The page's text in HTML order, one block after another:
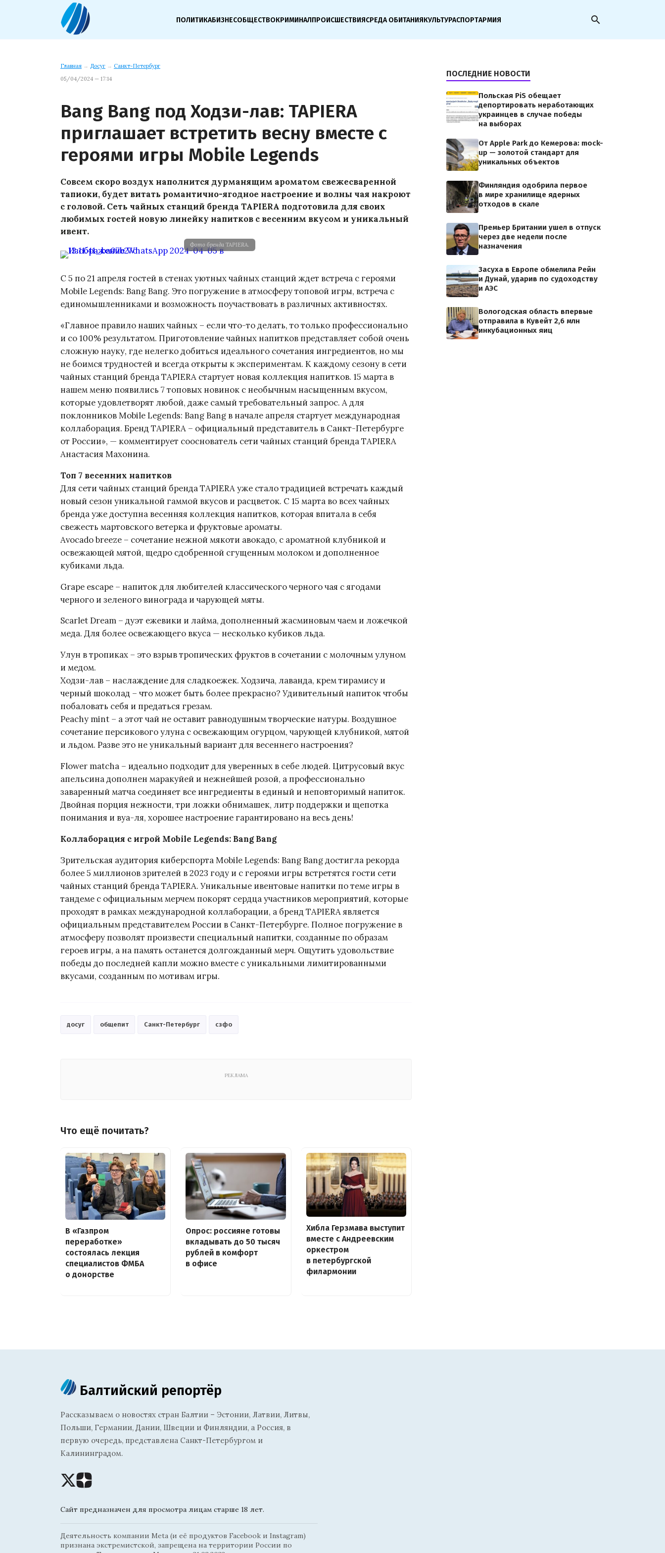
ПОЛИТИКАБИЗНЕСОБЩЕСТВОКРИМИНАЛПРОИСШЕСТВИЯСРЕДА ОБИТАНИЯКУЛЬТУРАСПОРТАРМИЯ search
Главная → Досуг → Санкт-Петербург
05/04/2024 — 17:14
Bang Bang под Ходзи-лав: TAPIERA
приглашает встретить весну вместе с
героями игры Mobile Legends
Совсем скоро воздух наполнится дурманящим ароматом свежесваренной
тапиоки, будет витать романтично-ягодное настроение и волны чая накроют
с головой. Сеть чайных станций бренда TAPIERA подготовила для своих
любимых гостей новую линейку напитков с весенним вкусом и уникальный
ивент.
Фото бренда TAPIERA.
С 5 по 21 апреля гостей в стенах уютных чайных станций ждет встреча с героями
Mobile Legends: Bang Bang. Это погружение в атмосферу топовой игры, встреча с
единомышленниками и возможность поучаствовать в различных активностях.
«Главное правило наших чайных – если что-то делать, то только профессионально
и со 100% результатом. Приготовление чайных напитков представляет собой очень
сложную науку, где нелегко добиться идеального сочетания ингредиентов, но мы
не боимся трудностей и всегда открыты к экспериментам. К каждому сезону в сети
чайных станций бренда TAPIERA стартует новая коллекция напитков. 15 марта в
нашем меню появились 7 топовых новинок с необычным насыщенным вкусом,
которые удовлетворят любой, даже самый требовательный запрос. А для
поклонников Mobile Legends: Bang Bang в начале апреля стартует международная
коллаборация. Бренд TAPIERA – официальный представитель в Санкт-Петербурге
от России», — комментирует сооснователь сети чайных станций бренда TAPIERA
Анастасия Махонина.
Топ 7 весенних напитков
Для сети чайных станций бренда TAPIERA уже стало традицией встречать каждый
новый сезон уникальной гаммой вкусов и расцветок. С 15 марта во всех чайных
бренда уже доступна весенняя коллекция напитков, которая впитала в себя
свежесть мартовского ветерка и фруктовые ароматы.
Avocado breeze – сочетание нежной мякоти авокадо, с ароматной клубникой и
освежающей мятой, щедро сдобренной сгущенным молоком и дополненное
кубиками льда.
Grape escape – напиток для любителей классического черного чая с ягодами
черного и зеленого винограда и чарующей мяты.
Scarlet Dream – дуэт ежевики и лайма, дополненный жасминовым чаем и ложечкой
меда. Для более освежающего вкуса — несколько кубиков льда.
Улун в тропиках – это взрыв тропических фруктов в сочетании с молочным улуном
и медом.
Ходзи-лав – наслаждение для сладкоежек. Ходзича, лаванда, крем тирамису и
черный шоколад – что может быть более прекрасно? Удивительный напиток чтобы
побаловать себя и предаться грезам.
Peachy mint – а этот чай не оставит равнодушным творческие натуры. Воздушное
сочетание персикового улуна с освежающим огурцом, чарующей клубникой, мятой
и льдом. Разве это не уникальный вариант для весеннего настроения?
Flower matcha – идеально подходит для уверенных в себе людей. Цитрусовый вкус
апельсина дополнен маракуйей и нежнейшей розой, а профессионально
заваренный матча соединяет все ингредиенты в единый и неповторимый напиток.
Двойная порция нежности, три ложки обнимашек, литр поддержки и щепотка
понимания и вуа-ля, хорошее настроение гарантировано на весь день!
Коллаборация с игрой Mobile Legends: Bang Bang
Зрительская аудитория киберспорта Mobile Legends: Bang Bang достигла рекорда
более 5 миллионов зрителей в 2023 году и с героями игры встретятся гости сети
чайных станций бренда TAPIERA. Уникальные ивентовые напитки по теме игры в
тандеме с официальным мерчем покорят сердца участников мероприятий, которые
проходят в рамках международной коллаборации, а бренд TAPIERA является
официальным представителем России в Санкт-Петербурге. Полное погружение в
атмосферу позволят произвести специальный напитки, созданные по образам
героев игры, а на память останется долгожданный мерч. Ощутить удовольствие
победы до последней капли можно вместе с уникальными лимитированными
вкусами, созданным по мотивам игры.
досуг общепит Санкт-Петербург сзфо
РЕКЛАМА
Что ещё почитать?
В «Газпром
переработке»
состоялась лекция
специалистов ФМБА
о донорстве
Опрос: россияне готовы
вкладывать до 50 тысяч
рублей в комфорт
в офисе
Хибла Герзмава выступит
вместе с Андреевским
оркестром
в петербургской
филармонии
ПОСЛЕДНИЕ НОВОСТИ
Польская PiS обещает
депортировать неработающих
украинцев в случае победы
на выборах
От Apple Park до Кемерова: mock-
up — золотой стандарт для
уникальных объектов
Финляндия одобрила первое
в мире хранилище ядерных
отходов в скале
Премьер Британии ушел в отпуск
через две недели после
назначения
Засуха в Европе обмелила Рейн
и Дунай, ударив по судоходству
и АЭС
Вологодская область впервые
отправила в Кувейт 2,6 млн
инкубационных яиц
Балтийский репортёр
Рассказываем о новостях стран Балтии – Эстонии, Латвии, Литвы,
Польши, Германии, Дании, Швеции и Финляндии, а Россия, в
первую очередь, представлена Санкт-Петербургом и
Калининградом.
Сайт предназначен для просмотра лицам старше 18 лет.
Деятельность компании Meta (и её продуктов Facebook и Instagram)
признана экстремистской, запрещена на территории России по